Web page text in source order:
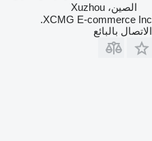
الصين، Xuzhou
XCMG E-commerce Inc.
الاتصال بالبائع